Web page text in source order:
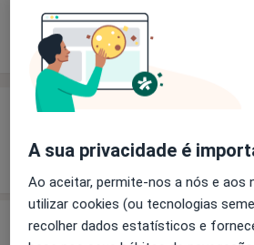
Experiência Preços
Experiência
Mostrar maissobre
Preços
A sua privacidade é
Ao aceitar, permite-nos a nós e aos
utilizar cookies (ou tecnologias
recolher dados estatísticos e